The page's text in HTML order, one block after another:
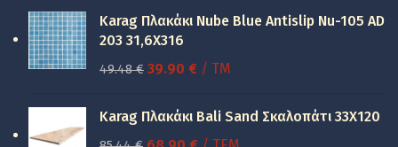
was:
150.00 €.
τιμή
100.00 €.
Karag Πλακάκι Nube Blue Antislip Nu-105 AD
203 31,6X316
49.48€ Original
was:
39.90 €Η
τιμή
είναι:
/ TM
Karag Πλακάκι Bali Sand Σκαλοπάτι 33Χ120